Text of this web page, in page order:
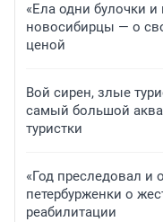
«Ела одни булочки
новосибирцы — о
ценой
Вой сирен, злые
самый большой
туристки
«Год преследовал и
петербурженки о
реабилитации